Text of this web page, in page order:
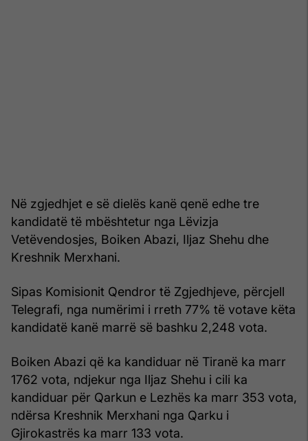
Në zgjedhjet e së dielës kanë qenë edhe tre
kandidatë të mbështetur nga Lëvizja
Vetëvendosjes, Boiken Abazi, Iljaz Shehu dhe
Kreshnik Merxhani.
Sipas Komisionit Qendror të Zgjedhjeve, përcjell
Telegrafi, nga numërimi i rreth 77% të votave këta
kandidatë kanë marrë së bashku 2,248 vota.
Boiken Abazi që ka kandiduar në Tiranë ka marr
1762 vota, ndjekur nga Iljaz Shehu i cili ka
kandiduar për Qarkun e Lezhës ka marr 353 vota,
ndërsa Kreshnik Merxhani nga Qarku i
Gjirokastrës ka marr 133 vota.